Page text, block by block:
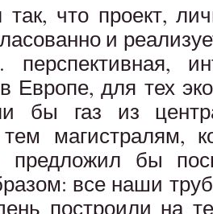
что проект,
и
перспективная,
Европе, для тех
бы газ из
тем магистралям,
бы
все наши
построили на